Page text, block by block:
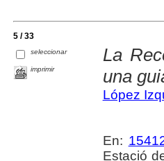
5 / 33
seleccionar
imprimir
La
una
López
En:
Estació